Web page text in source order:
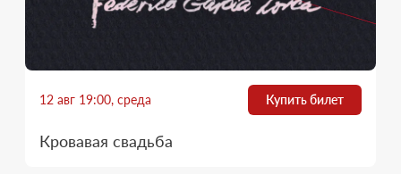
12 авг 19:00, среда Купить билет
Кровавая свадьба